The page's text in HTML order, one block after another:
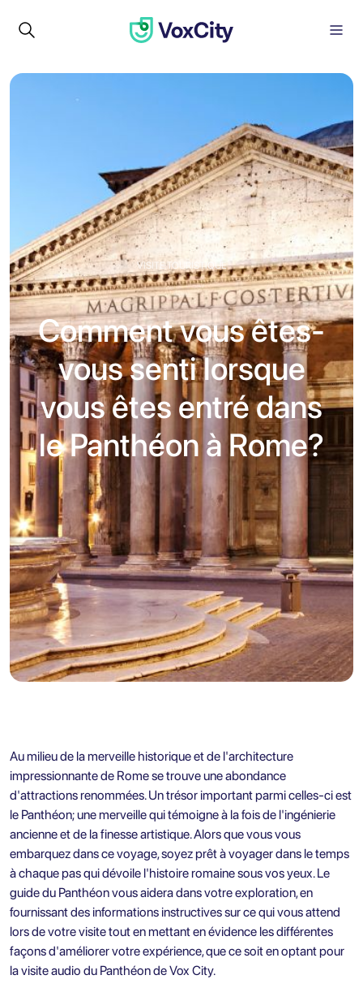
VISITE TOURISTIQUE
Comment vous êtes-
vous senti lorsque
vous êtes entré dans
le Panthéon à Rome?
Au milieu de la merveille historique et de l'architecture
impressionnante de Rome se trouve une abondance
d'attractions renommées. Un trésor important parmi celles-ci est
le Panthéon; une merveille qui témoigne à la fois de l'ingénierie
ancienne et de la finesse artistique. Alors que vous vous
embarquez dans ce voyage, soyez prêt à voyager dans le temps
à chaque pas qui dévoile l'histoire romaine sous vos yeux. Le
guide du Panthéon vous aidera dans votre exploration, en
fournissant des informations instructives sur ce qui vous attend
lors de votre visite tout en mettant en évidence les différentes
façons d'améliorer votre expérience, que ce soit en optant pour
la visite audio du Panthéon de Vox City.